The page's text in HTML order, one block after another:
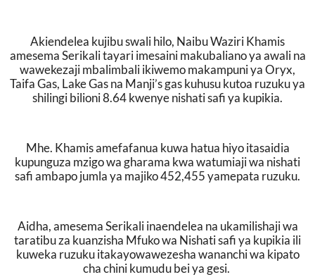
Akiendelea kujibu swali hilo, Naibu Waziri Khamis
amesema Serikali tayari imesainimakubaliano ya awali na
wawekezaji mbalimbali ikiwemo makampuni ya Oryx,
Taifa Gas, Lake Gas na Manji’s gas kuhusu kutoa ruzuku ya
shilingi bilioni 8.64 kwenye nishati safi ya kupikia.
Mhe. Khamis amefafanua kuwa hatua hiyo itasaidia
kupunguza mzigo wa gharama kwa watumiaji wa nishati
safi ambapo jumla ya majiko 452,455 yamepata ruzuku.
Aidha, amesema Serikali inaendelea na ukamilishaji wa
taratibu za kuanzisha Mfuko wa Nishati safi ya kupikia ili
kuweka ruzuku itakayowawezesha wananchi wa kipato
cha chini kumudu bei ya gesi.